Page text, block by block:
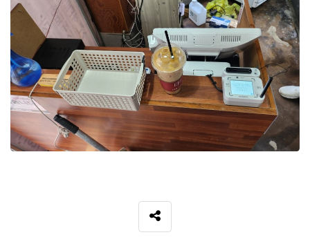
SNS 공유